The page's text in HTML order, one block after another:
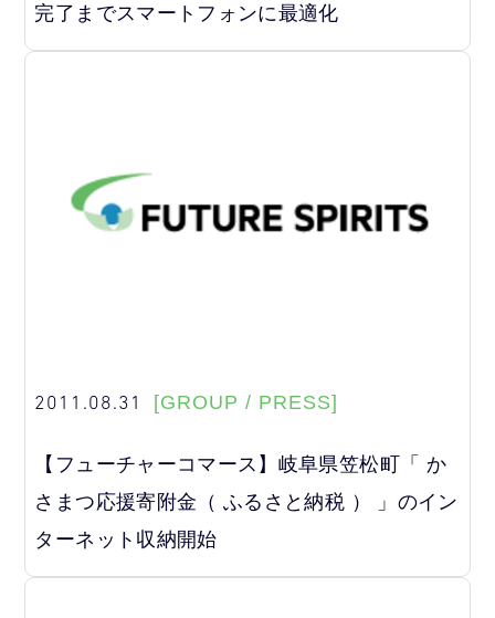
完了までスマートフォンに最適化
2011.08.31 [GROUP / PRESS]
【フューチャーコマース】岐阜県笠松町「 か
さまつ応援寄附金（ ふるさと納税 ） 」のイン
ターネット収納開始